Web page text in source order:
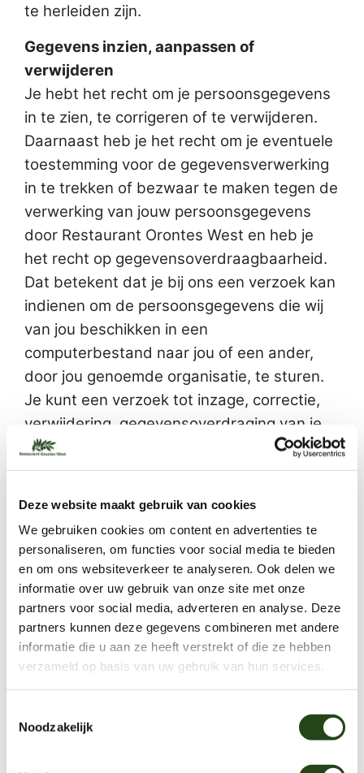
Deze website maakt gebruik van cookies
We gebruiken cookies om content en advertenties te
personaliseren, om functies voor social media te bieden
en om ons websiteverkeer te analyseren. Ook delen we
informatie over uw gebruik van onze site met onze
partners voor social media, adverteren en analyse. Deze
partners kunnen deze gegevens combineren met andere
informatie die u aan ze heeft verstrekt of die ze hebben
verzameld op basis van uw gebruik van hun services.
Noodzakelijk
te herleiden zijn.
Gegevens inzien, aanpassen of
verwijderen
Je hebt het recht om je persoonsgegevens
in te zien, te corrigeren of te verwijderen.
Daarnaast heb je het recht om je eventuele
toestemming voor de gegevensverwerking
in te trekken of bezwaar te maken tegen de
verwerking van jouw persoonsgegevens
door Restaurant Orontes West en heb je
het recht op gegevensoverdraagbaarheid.
Dat betekent dat je bij ons een verzoek kan
indienen om de persoonsgegevens die wij
van jou beschikken in een
computerbestand naar jou of een ander,
door jou genoemde organisatie, te sturen.
Je kunt een verzoek tot inzage, correctie,
verwijdering, gegevensoverdraging van je
persoonsgegevens of verzoek tot intrekking
van je toestemming of bezwaar op de
sturen door contact op te nemen met
info@restaurantoronteswest.nl
. Om er
zeker van te zijn dat het verzoek tot inzage
door jou is gedaan, vragen wij jou een kopie
van je identiteitsbewijs met het verzoek
mee te sturen. Maak in deze kopie je
pasfoto, MRZ (machine readable zone, de
Burgerservicenummer (BSN) zwart. Dit ter